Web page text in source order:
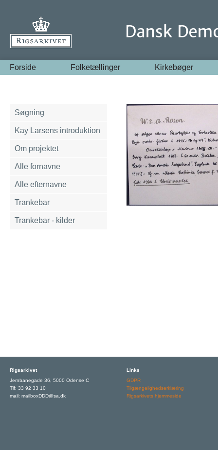
Forside Folketællinger Kirkebøger
Søgning
Kay Larsens introduktion
Om projektet
Alle fornavne
Alle efternavne
Trankebar
Trankebar - kilder
Rigsarkivet
Jernbanegade 36, 5000 Odense C
Tlf: 33 92 33 10
mail: mailboxDDD@sa.dk
Links
GDPR
Tilgængelighedserklæring
Rigsarkivets hjemmeside